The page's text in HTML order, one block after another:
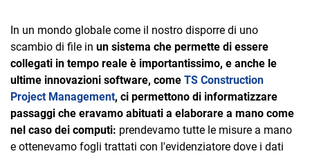
In un mondo globale come il nostro disporre di uno
scambio di file in un sistema che permette di essere
collegati in tempo reale è importantissimo, e anche le
ultime innovazioni software, come TS Construction
Project Management, ci permettono di informatizzare
passaggi che eravamo abituati a elaborare a mano come
nel caso dei computi: prendevamo tutte le misure a mano
e ottenevamo fogli trattati con l'evidenziatore dove i dati